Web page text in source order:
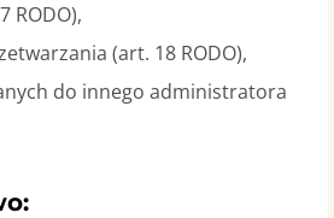
RODO),
(art. 18 RODO),
do innego administratora